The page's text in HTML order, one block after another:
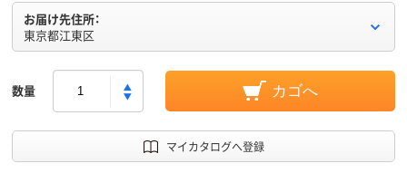
お届け先住所：
東京都江東区
数量 カゴへ
マイカタログへ登録